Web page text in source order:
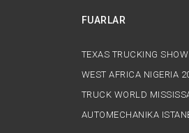
FUARLAR
TEXAS TRUCKING
WEST AFRICA NIGERIA
TRUCK WORLD
AUTOMECHANIKA